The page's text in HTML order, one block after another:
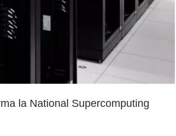
la National Supercomputing